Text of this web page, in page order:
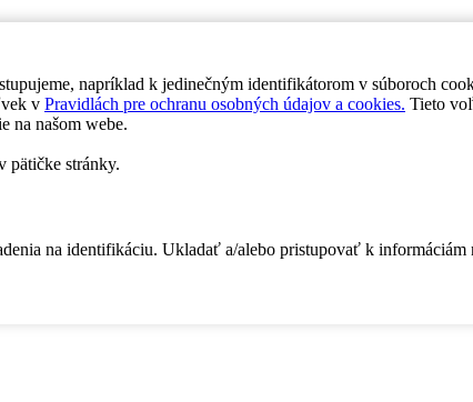
napríklad k jedinečným identifikátorom v súboroch
v Pravidlách pre ochranu osobných údajov a cookies. Tieto
na našom webe.
pätičke stránky.
na identifikáciu. Ukladať a/alebo pristupovať k informáciám